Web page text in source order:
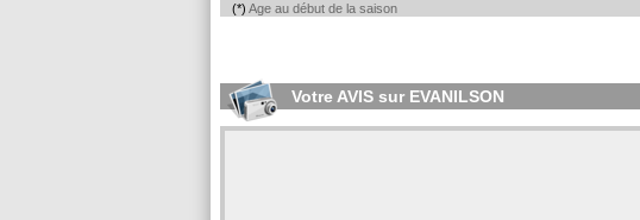
(*) Age au début de la saison
Votre AVIS sur EVANILSON